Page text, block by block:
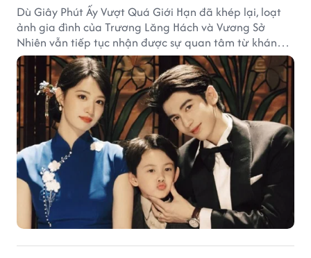
Dù Giây Phút Ấy Vượt Quá Giới Hạn đã khép lại, loạt
ảnh gia đình của Trương Lăng Hách và Vương Sở
Nhiên vẫn tiếp tục nhận được sự quan tâm từ khán
giả.